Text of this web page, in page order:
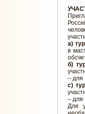
а)
в
б)
– для
с)
– для
Для